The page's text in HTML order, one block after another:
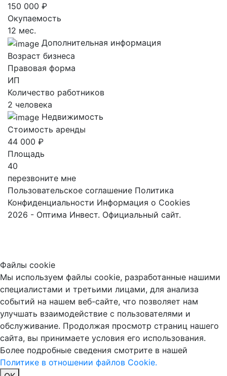
150 000 ₽
Окупаемость
12 мес.
Дополнительная информация
Возраст бизнеса
Правовая форма
ИП
Количество работников
2 человека
Недвижимость
Стоимость аренды
44 000 ₽
Площадь
40
перезвоните мне
Пользовательское соглашение Политика
Конфиденциальности Информация о Cookies
2026 - Оптима Инвест. Официальный сайт.
Файлы cookie
Мы используем файлы cookie, разработанные нашими
специалистами и третьими лицами, для анализа
событий на нашем веб-сайте, что позволяет нам
улучшать взаимодействие с пользователями и
обслуживание. Продолжая просмотр страниц нашего
сайта, вы принимаете условия его использования.
Более подробные сведения смотрите в нашей
Политике в отношении файлов Cookie.